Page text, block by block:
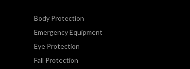
Body Protection
Emergency Equipment
Eye Protection
Fall Protection